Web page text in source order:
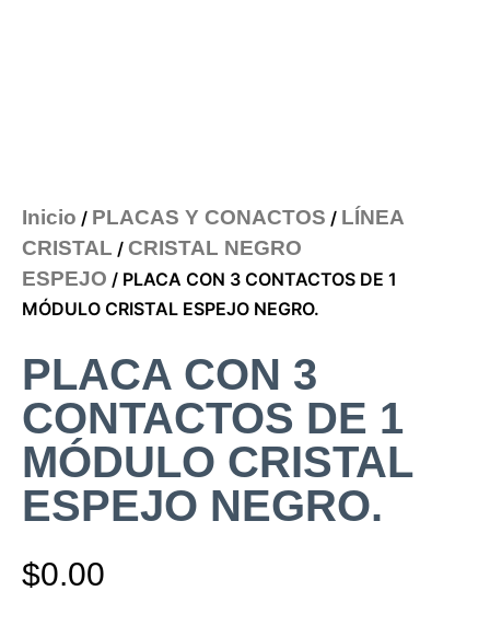
Inicio / PLACAS Y CONACTOS / LÍNEA
CRISTAL / CRISTAL NEGRO
ESPEJO / PLACA CON 3 CONTACTOS DE 1
MÓDULO CRISTAL ESPEJO NEGRO.
PLACA CON 3
CONTACTOS DE 1
MÓDULO CRISTAL
ESPEJO NEGRO.
$0.00